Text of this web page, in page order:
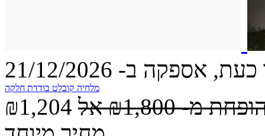
אספקה ב- 21/12/2026
מלחיה קובלט בודדת חלקה
₪1,204 מ-₪1,800 אל